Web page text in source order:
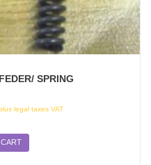
SPRING
legal taxes VAT